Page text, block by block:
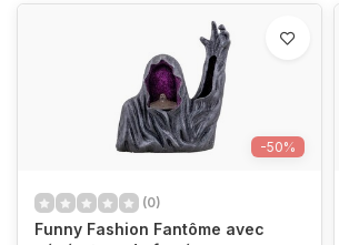
-50%
(0)
Funny Fashion Fantôme avec